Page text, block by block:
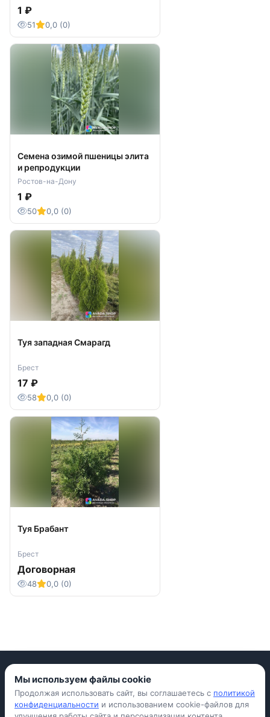
1 ₽
51 0,0 (0)
Семена озимой пшеницы элита
и репродукции
Ростов-на-Дону
1 ₽
50 0,0 (0)
Туя западная Смарагд
Брест
17 ₽
58 0,0 (0)
Туя Брабант
Брест
Договорная
48 0,0 (0)
Приложение для iPhone
Мы используем файлы cookie
Продолжая использовать сайт, вы соглашаетесь с политикой
конфиденциальности и использованием cookie-файлов для